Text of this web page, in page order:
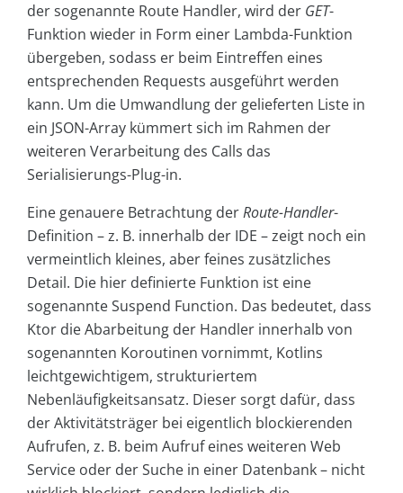
der sogenannte Route Handler, wird der GET-
Funktion wieder in Form einer Lambda-Funktion
übergeben, sodass er beim Eintreffen eines
entsprechenden Requests ausgeführt werden
kann. Um die Umwandlung der gelieferten Liste in
ein JSON-Array kümmert sich im Rahmen der
weiteren Verarbeitung des Calls das
Serialisierungs-Plug-in.
Eine genauere Betrachtung derRoute-Handler-
Definition – z. B. innerhalb der IDE – zeigt noch ein
vermeintlich kleines, aber feines zusätzliches
Detail. Die hier definierte Funktion ist eine
sogenannte Suspend Function. Das bedeutet, dass
Ktor die Abarbeitung der Handler innerhalb von
sogenannten Koroutinen vornimmt, Kotlins
leichtgewichtigem, strukturiertem
Nebenläufigkeitsansatz. Dieser sorgt dafür, dass
der Aktivitätsträger bei eigentlich blockierenden
Aufrufen, z. B. beim Aufruf eines weiteren Web
Service oder der Suche in einer Datenbank – nicht